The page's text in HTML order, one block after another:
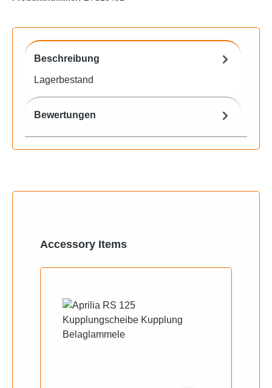
Beschreibung
Lagerbestand
Bewertungen
Produktgalerie überspringen
Accessory Items